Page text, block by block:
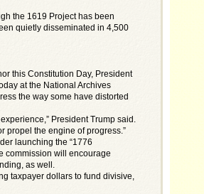
the 1619 Project has been
quietly disseminated in 4,500
this Constitution Day, President
at the National Archives
the way some have distorted
President Trump said.
propel the engine of progress.”
launching the “1776
commission will encourage
as well.
taxpayer dollars to fund divisive,